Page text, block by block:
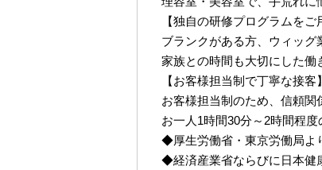
【独自の研修プログラムをご
ブランクがある方、ウィッグ
家族との時間も大切にした
【お客様担当制で丁寧な接客】
お客様担当制のため、信頼関
お一人1時間30分～2時間程
◆厚生労働省・東京労働局よ
◆経済産業省ならびに日本健